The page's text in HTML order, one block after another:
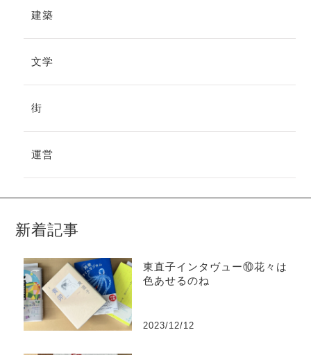
建築
文学
街
運営
新着記事
東直子インタヴュー⑩花々は
色あせるのね
2023/12/12